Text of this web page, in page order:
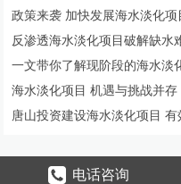
政策来袭 加快发展海水淡化项
反渗透海水淡化项目破解缺水
一文带你了解现阶段的海水淡
海水淡化项目 机遇与挑战并存
唐山投资建设海水淡化项目
电话咨询